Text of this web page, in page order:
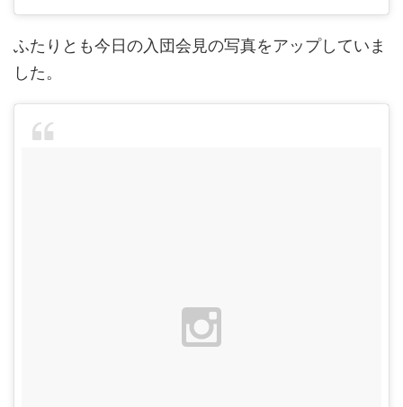
ふたりとも今日の入団会見の写真をアップしていま
した。